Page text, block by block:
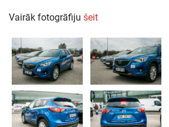
Vairāk fotogrāfiju šeit